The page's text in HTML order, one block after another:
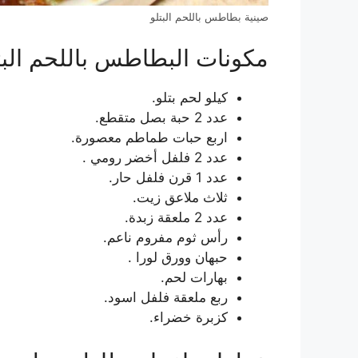
صينية بطاطس باللحم البتلو
مكونات البطاطس باللحم
كيلو لحم بتلو.
عدد 2 حبة بصل متقطع.
اربع حبات طماطم معصورة.
عدد 2 فلفل أخضر رومي .
عدد 1 قرن فلفل حار.
ثلاث ملاعق زيت.
عدد 2 ملعقة زبدة.
رأس ثوم مفروم ناعم.
حبهان وورق لورا .
بهارات لحم.
ربع ملعقة فلفل اسود.
كزبرة خضراء.